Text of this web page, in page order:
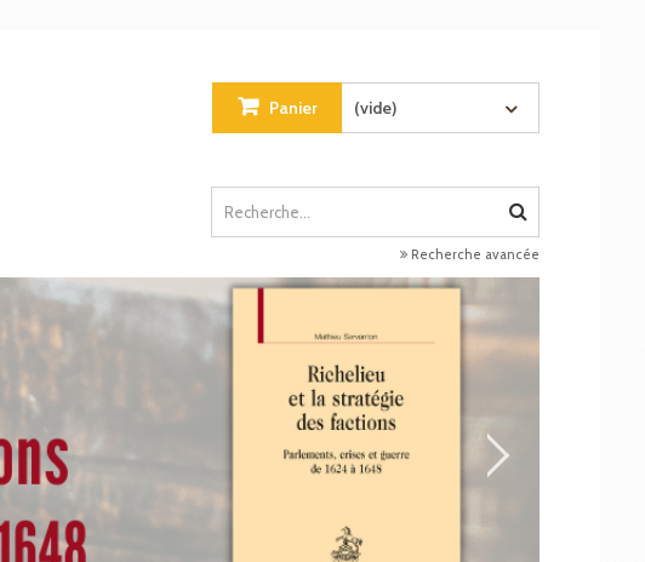
Panier (vide)
Recherche avancée